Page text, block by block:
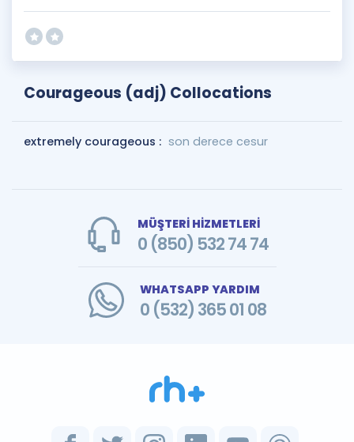
Courageous (adj) Collocations
extremely courageous : son derece cesur
MÜŞTERİ HİZMETLERİ
0 (850) 532 74 74
WHATSAPP YARDIM
0 (532) 365 01 08